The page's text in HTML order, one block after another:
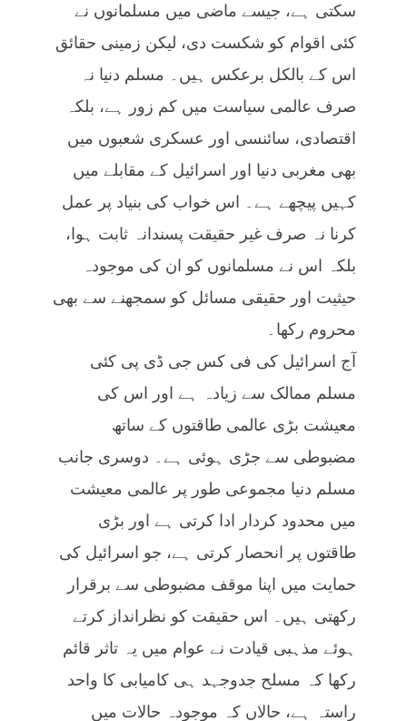
سکتی ہے، جیسے ماضی میں مسلمانوں نے
کئی اقوام کو شکست دی، لیکن زمینی حقائق
اس کے بالکل برعکس ہیں۔ مسلم دنیا نہ
صرف عالمی سیاست میں کم زور ہے، بلکہ
اقتصادی، سائنسی اور عسکری شعبوں میں
بھی مغربی دنیا اور اسرائیل کے مقابلے میں
کہیں پیچھے ہے۔ اس خواب کی بنیاد پر عمل
کرنا نہ صرف غیر حقیقت پسندانہ ثابت ہوا،
بلکہ اس نے مسلمانوں کو ان کی موجودہ
حیثیت اور حقیقی مسائل کو سمجھنے سے بھی
محروم رکھا۔
آج اسرائیل کی فی کس جی ڈی پی کئی
مسلم ممالک سے زیادہ ہے اور اس کی
معیشت بڑی عالمی طاقتوں کے ساتھ
مضبوطی سے جڑی ہوئی ہے۔ دوسری جانب
مسلم دنیا مجموعی طور پر عالمی معیشت
میں محدود کردار ادا کرتی ہے اور بڑی
طاقتوں پر انحصار کرتی ہے، جو اسرائیل کی
حمایت میں اپنا موقف مضبوطی سے برقرار
رکھتی ہیں۔ اس حقیقت کو نظرانداز کرتے
ہوئے مذہبی قیادت نے عوام میں یہ تاثر قائم
رکھا کہ مسلح جدوجہد ہی کامیابی کا واحد
راستہ ہے، حالاں کہ موجودہ حالات میں